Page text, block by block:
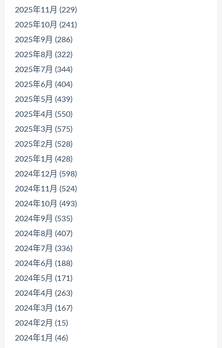
2025年11月 (229)
2025年10月 (241)
2025年9月 (286)
2025年8月 (322)
2025年7月 (344)
2025年6月 (404)
2025年5月 (439)
2025年4月 (550)
2025年3月 (575)
2025年2月 (528)
2025年1月 (428)
2024年12月 (598)
2024年11月 (524)
2024年10月 (493)
2024年9月 (535)
2024年8月 (407)
2024年7月 (336)
2024年6月 (188)
2024年5月 (171)
2024年4月 (263)
2024年3月 (167)
2024年2月 (15)
2024年1月 (46)